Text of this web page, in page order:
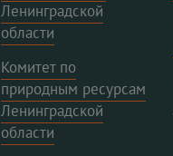
Ленинградской
области
Комитет по
природным ресурсам
Ленинградской
области